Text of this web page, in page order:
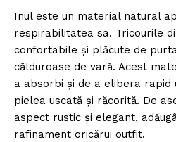
Inul este un material natural
respirabilitatea sa. Tricourile
confortabile și plăcute de
călduroase de vară. Acest
a absorbi și de a elibera rapid
pielea uscată și răcorită. De
aspect rustic și elegant,
rafinament oricărui outfit.